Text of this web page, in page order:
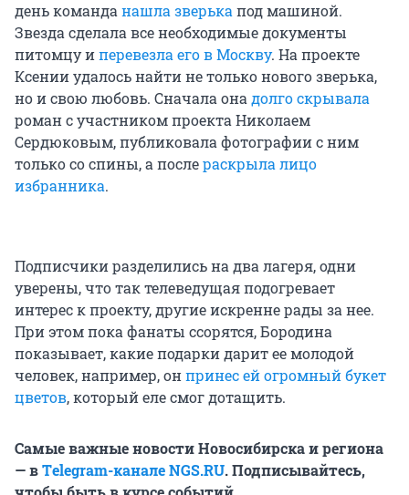
день команданашла зверькапод машиной.
Звезда сделала все необходимые документы
питомцу иперевезла его в Москву. На проекте
Ксении удалось найти не только нового зверька,
но и свою любовь. Сначала онадолго скрывала
роман с участником проекта Николаем
Сердюковым, публиковала фотографии с ним
только со спины, а послераскрыла лицо
избранника.
Подписчики разделились на два лагеря, одни
уверены, что так телеведущая подогревает
интерес к проекту, другие искренне рады за нее.
При этом пока фанаты ссорятся, Бородина
показывает, какие подарки дарит ее молодой
человек, например, онпринес ей огромный букет
цветов, который еле смог дотащить.
Самые важные новости Новосибирска и региона
— вТelegram-канале NGS.RU. Подписывайтесь,